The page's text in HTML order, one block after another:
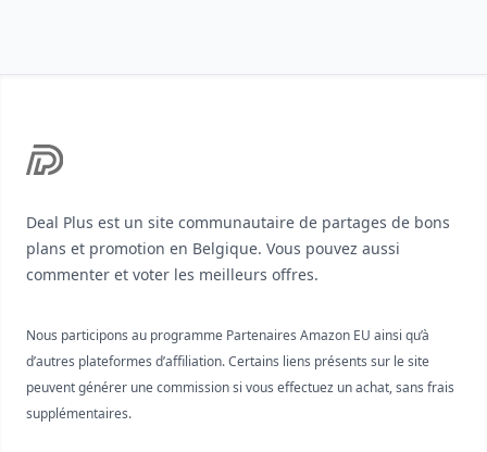
Deal Plus est un site communautaire de partages de bons
plans et promotion en Belgique. Vous pouvez aussi
commenter et voter les meilleurs offres.
Nous participons au programme Partenaires Amazon EU ainsi qu’à
d’autres plateformes d’affiliation. Certains liens présents sur le site
peuvent générer une commission si vous effectuez un achat, sans frais
supplémentaires.